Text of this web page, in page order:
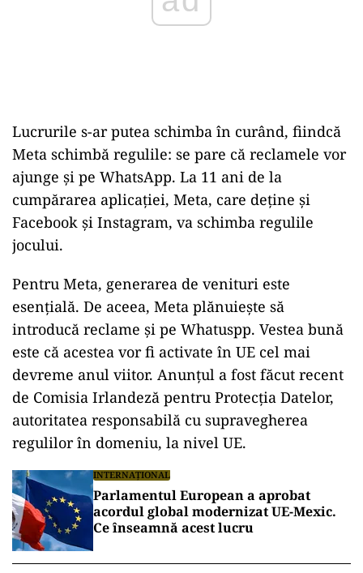
Lucrurile s-ar putea schimba în curând, fiindcă
Meta schimbă regulile: se pare că reclamele vor
ajunge și pe WhatsApp. La 11 ani de la
cumpărarea aplicației, Meta, care deține și
Facebook și Instagram, va schimba regulile
jocului.
Pentru Meta, generarea de venituri este
esențială. De aceea, Meta plănuiește să
introducă reclame și pe Whatuspp. Vestea bună
este că acestea vor fi activate în UE cel mai
devreme anul viitor. Anunțul a fost făcut recent
de Comisia Irlandeză pentru Protecţia Datelor,
autoritatea responsabilă cu supravegherea
regulilor în domeniu, la nivel UE.
INTERNAȚIONAL
Parlamentul European a aprobat
acordul global modernizat UE-Mexic.
Ce înseamnă acest lucru